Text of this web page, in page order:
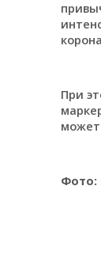
При
Фото: